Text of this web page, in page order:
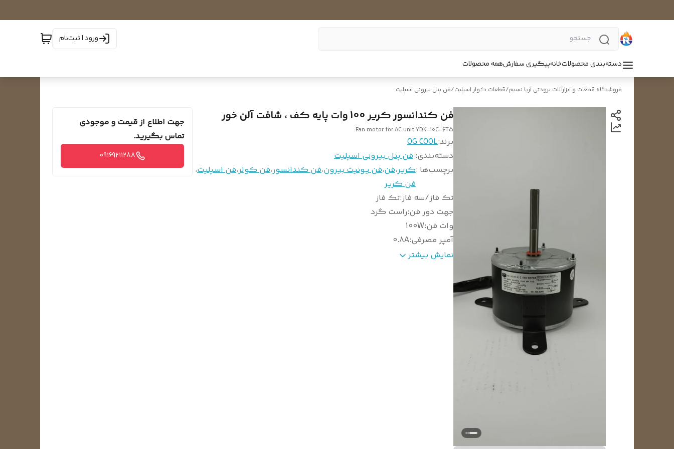
ورود | ثبت‌نام
دسته‌بندی محصولاتخانهپیگیری سفارشهمه محصولات
فروشگاه قطعات و ابزارآلات برودتی آریا نسیم/قطعات کولر اسپلیت/فن پنل بیرونی اسپلیت
فن کندانسور کریر 100 وات پایه کف ، شافت آلن خور
Fan motor for AC unit YDK-10C-6T5
برند:OG COOL
دسته‌بندی: فن پنل بیرونی اسپلیت
برچسب‌ها :کریر،فن،فن یونیت بیرون،فن کندانسور،فن کولر،فن اسپلیت،
فن کریر
تک فاز/سه فاز:تک فاز
جهت دور فن:راست گرد
وات فن:
100W
آمپر مصرفی:
0.8A
طول شفت بدون گردگیر
نمایش بیشتر
جهت اطلاع از قیمت و موجودی
تماس بگیرید.
09169211288